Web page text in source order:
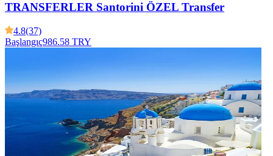
TRANSFERLER Santorini ÖZEL Transfer
4.8(37)
Başlangıç986.58 TRY